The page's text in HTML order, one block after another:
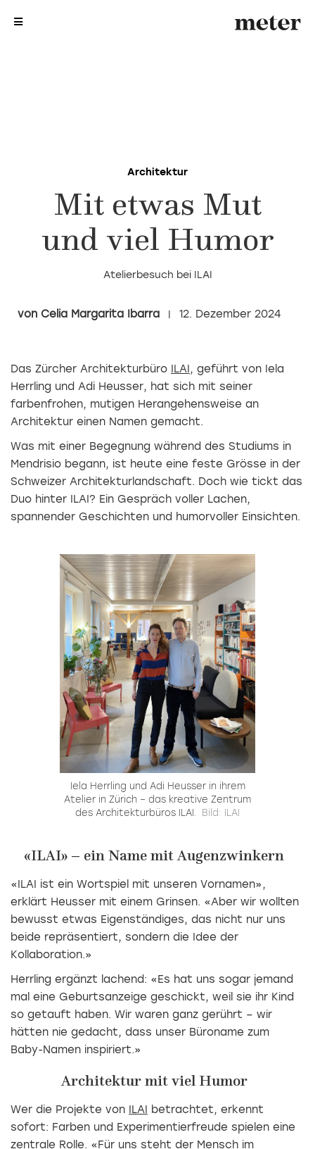
Architektur
Mit etwas Mut
und viel Humor
Atelierbesuch bei ILAI
Celia Margarita Ibarra 12. Dezember 2024
Das Zürcher Architekturbüro ILAI, geführt von Iela
Herrling und Adi Heusser, hat sich mit seiner
farbenfrohen, mutigen Herangehensweise an
Architektur einen Namen gemacht.
Was mit einer Begegnung während des Studiums in
Mendrisio begann, ist heute eine feste Grösse in der
Schweizer Architekturlandschaft. Doch wie tickt das
Duo hinter ILAI? Ein Gespräch voller Lachen,
spannender Geschichten und humorvoller Einsichten.
Iela Herrling und Adi Heusser in ihrem
Atelier in Zürich – das kreative Zentrum
des Architekturbüros ILAI.
Bild: ILAI
«ILAI» – ein Name mit Augenzwinkern
«ILAI ist ein Wortspiel mit unseren Vornamen»,
erklärt Heusser mit einem Grinsen. «Aber wir wollten
bewusst etwas Eigenständiges, das nicht nur uns
beide repräsentiert, sondern die Idee der
Kollaboration.»
Herrling ergänzt lachend: «Es hat uns sogar jemand
mal eine Geburtsanzeige geschickt, weil sie ihr Kind
so getauft haben. Wir waren ganz gerührt – wir
hätten nie gedacht, dass unser Büroname zum
Baby-Namen inspiriert.»
Architektur mit viel Humor
Wer die Projekte von ILAI
betrachtet, erkennt
sofort: Farben und Experimentierfreude spielen eine
zentrale Rolle. «Für uns steht der Mensch im